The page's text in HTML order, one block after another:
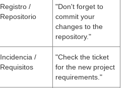
Registro /
Repositorio
"Don't forget to
commit your
changes to the
repository."
Incidencia /
Requisitos
"Check the ticket
for the new project
requirements."